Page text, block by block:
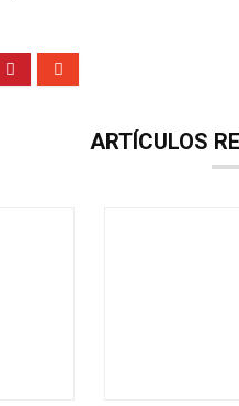
ARTÍCULOS